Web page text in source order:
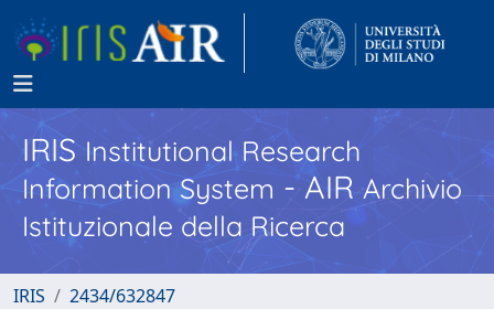
IRISInstitutional Research
Information System - AIR Archivio
Istituzionale della Ricerca
IRIS 2434/632847